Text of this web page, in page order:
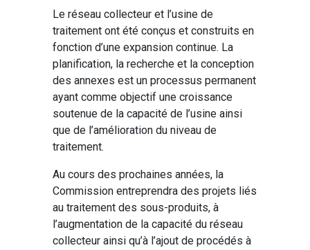
Le réseau collecteur et l’usine de
traitement ont été conçus et construits en
fonction d’une expansion continue. La
planification, la recherche et la conception
des annexes est un processus permanent
ayant comme objectif une croissance
soutenue de la capacité de l’usine ainsi
que de l’amélioration du niveau de
traitement.
Au cours des prochaines années, la
Commission entreprendra des projets liés
au traitement des sous-produits, à
l’augmentation de la capacité du réseau
collecteur ainsi qu’à l’ajout de procédés à